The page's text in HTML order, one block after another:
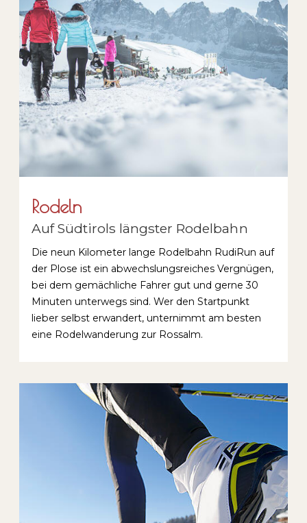
Rodeln
Auf Südtirols längster Rodelbahn
Die neun Kilometer lange Rodelbahn RudiRun auf
der Plose ist ein abwechslungsreiches Vergnügen,
bei dem gemächliche Fahrer gut und gerne 30
Minuten unterwegs sind. Wer den Startpunkt
lieber selbst erwandert, unternimmt am besten
eine Rodelwanderung zur Rossalm.